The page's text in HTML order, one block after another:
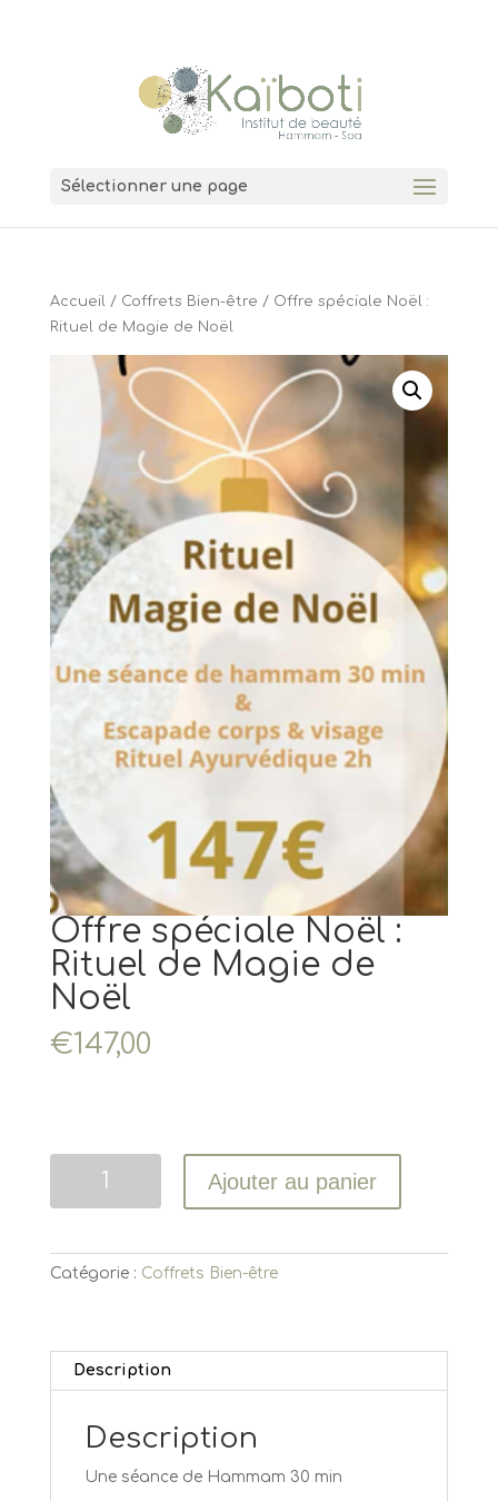
Sélectionner une page
Accueil/ Coffrets Bien-être / Offre spéciale Noël :
Rituel de Magie de Noël
Offre spéciale Noël :
Rituel de Magie de
Noël
€147,00
Quantité
Ajouter au panier
Catégorie : Coffrets Bien-être
Description
Description
Une séance de Hammam 30 min